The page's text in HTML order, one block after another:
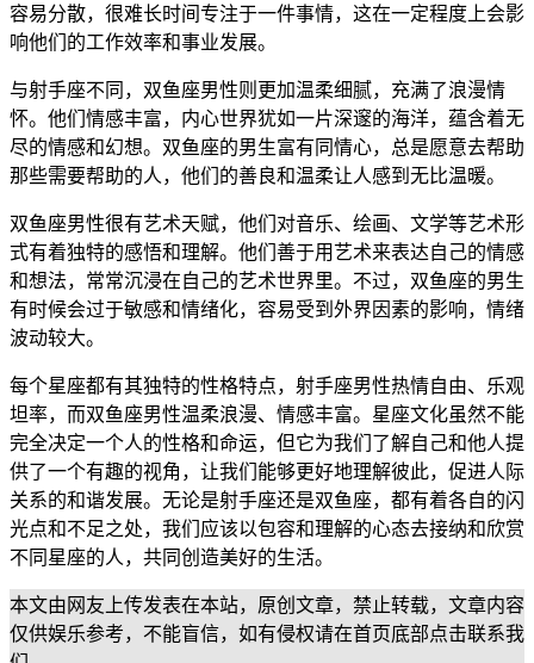
容易分散，很难长时间专注于一件事情，这在一定程度上会影
响他们的工作效率和事业发展。
与射手座不同，双鱼座男性则更加温柔细腻，充满了浪漫情
怀。他们情感丰富，内心世界犹如一片深邃的海洋，蕴含着无
尽的情感和幻想。双鱼座的男生富有同情心，总是愿意去帮助
那些需要帮助的人，他们的善良和温柔让人感到无比温暖。
双鱼座男性很有艺术天赋，他们对音乐、绘画、文学等艺术形
式有着独特的感悟和理解。他们善于用艺术来表达自己的情感
和想法，常常沉浸在自己的艺术世界里。不过，双鱼座的男生
有时候会过于敏感和情绪化，容易受到外界因素的影响，情绪
波动较大。
每个星座都有其独特的性格特点，射手座男性热情自由、乐观
坦率，而双鱼座男性温柔浪漫、情感丰富。星座文化虽然不能
完全决定一个人的性格和命运，但它为我们了解自己和他人提
供了一个有趣的视角，让我们能够更好地理解彼此，促进人际
关系的和谐发展。无论是射手座还是双鱼座，都有着各自的闪
光点和不足之处，我们应该以包容和理解的心态去接纳和欣赏
不同星座的人，共同创造美好的生活。
本文由网友上传发表在本站，原创文章，禁止转载，文章内容
仅供娱乐参考，不能盲信，如有侵权请在首页底部点击联系我